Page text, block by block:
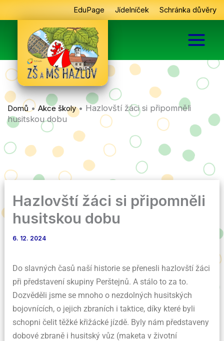
na
EduPage Jídelníček Schránka důvěry
Domů • Akce školy• Hazlovští žáci si připomněli
husitskou dobu
Hazlovští žáci si připomněli
husitskou dobu
6. 12. 2024
Do slavných časů naší historie se přenesli hazlovští žáci
při představení skupiny Perštejnů. A stálo to za to.
Dozvěděli jsme se mnoho o nezdolných husitských
bojovnících, o jejich zbraních i taktice, díky které byli
schopni čelit těžké křižácké jízdě. Byly nám představeny
dobové zbraně i husitský vůz (maketa v životní